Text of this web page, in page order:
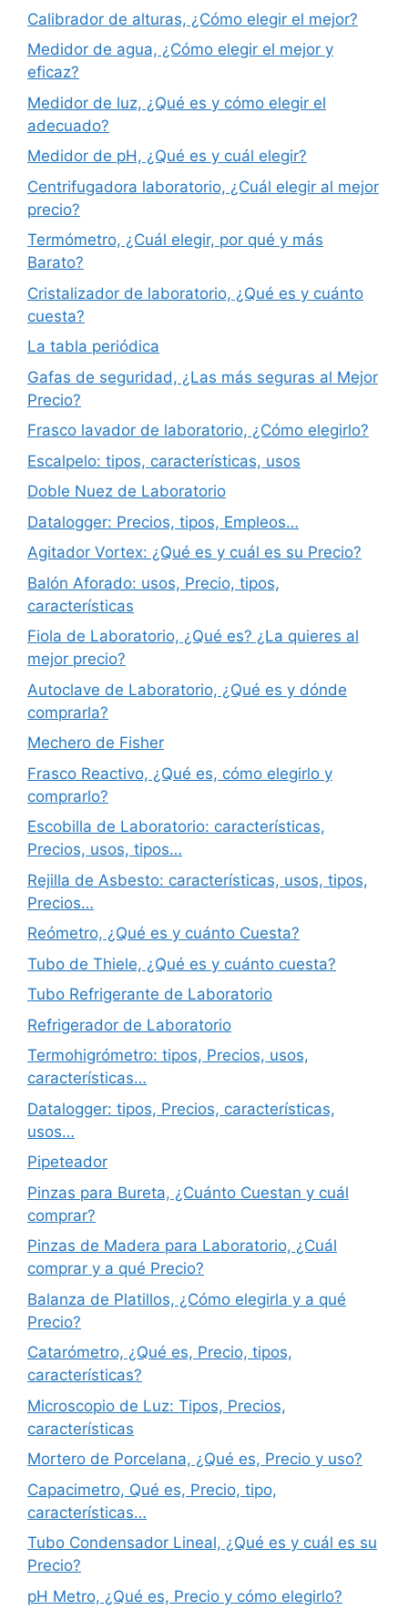
Calibrador de alturas, ¿Cómo elegir el mejor?
Medidor de agua, ¿Cómo elegir el mejor y
eficaz?
Medidor de luz, ¿Qué es y cómo elegir el
adecuado?
Medidor de pH, ¿Qué es y cuál elegir?
Centrifugadora laboratorio, ¿Cuál elegir al mejor
precio?
Termómetro, ¿Cuál elegir, por qué y más
Barato?
Cristalizador de laboratorio, ¿Qué es y cuánto
cuesta?
La tabla periódica
Gafas de seguridad, ¿Las más seguras al Mejor
Precio?
Frasco lavador de laboratorio, ¿Cómo elegirlo?
Escalpelo: tipos, características, usos
Doble Nuez de Laboratorio
Datalogger: Precios, tipos, Empleos…
Agitador Vortex: ¿Qué es y cuál es su Precio?
Balón Aforado: usos, Precio, tipos,
características
Fiola de Laboratorio, ¿Qué es? ¿La quieres al
mejor precio?
Autoclave de Laboratorio, ¿Qué es y dónde
comprarla?
Mechero de Fisher
Frasco Reactivo, ¿Qué es, cómo elegirlo y
comprarlo?
Escobilla de Laboratorio: características,
Precios, usos, tipos…
Rejilla de Asbesto: características, usos, tipos,
Precios…
Reómetro, ¿Qué es y cuánto Cuesta?
Tubo de Thiele, ¿Qué es y cuánto cuesta?
Tubo Refrigerante de Laboratorio
Refrigerador de Laboratorio
Termohigrómetro: tipos, Precios, usos,
características…
Datalogger: tipos, Precios, características,
usos…
Pipeteador
Pinzas para Bureta, ¿Cuánto Cuestan y cuál
comprar?
Pinzas de Madera para Laboratorio, ¿Cuál
comprar y a qué Precio?
Balanza de Platillos, ¿Cómo elegirla y a qué
Precio?
Catarómetro, ¿Qué es, Precio, tipos,
características?
Microscopio de Luz: Tipos, Precios,
características
Mortero de Porcelana, ¿Qué es, Precio y uso?
Capacimetro, Qué es, Precio, tipo,
características…
Tubo Condensador Lineal, ¿Qué es y cuál es su
Precio?
pH Metro, ¿Qué es, Precio y cómo elegirlo?